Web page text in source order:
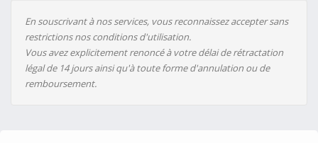
En souscrivant à nos services, vous reconnaissez accepter sans
restrictions nos conditions d'utilisation.
Vous avez explicitement renoncé à votre délai de rétractation
légal de 14 jours ainsi qu'à toute forme d'annulation ou de
remboursement.